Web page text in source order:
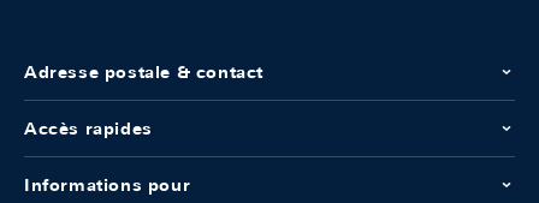
Adresse postale & contact
Accès rapides
Informations pour